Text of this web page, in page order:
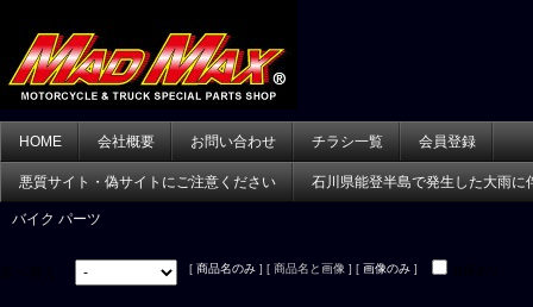
HOME 会社概要 お問い合わせ チラシ一覧 会員登録
悪質サイト・偽サイトにご注意ください 石川県能登半島で発生した大雨に
バイク パーツ
[ 商品名のみ ] [ 商品名と画像 ] [ 画像のみ ]